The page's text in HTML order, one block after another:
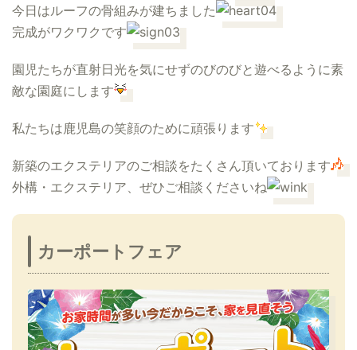
今日はルーフの骨組みが建ちました
完成がワクワクです
園児たちが直射日光を気にせずのびのびと遊べるように素
敵な園庭にします
私たちは鹿児島の笑顔のために頑張ります
新築のエクステリアのご相談をたくさん頂いております
外構・エクステリア、ぜひご相談くださいね
カーポートフェア